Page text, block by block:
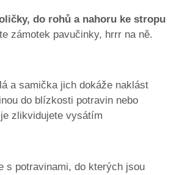
do rohů a nahoru ke stropu
zámotek pavučinky, hrrr na ně.
a samička jich dokáže naklást
do blízkosti potravin nebo
zlikvidujete vysátím
s potravinami, do kterých jsou